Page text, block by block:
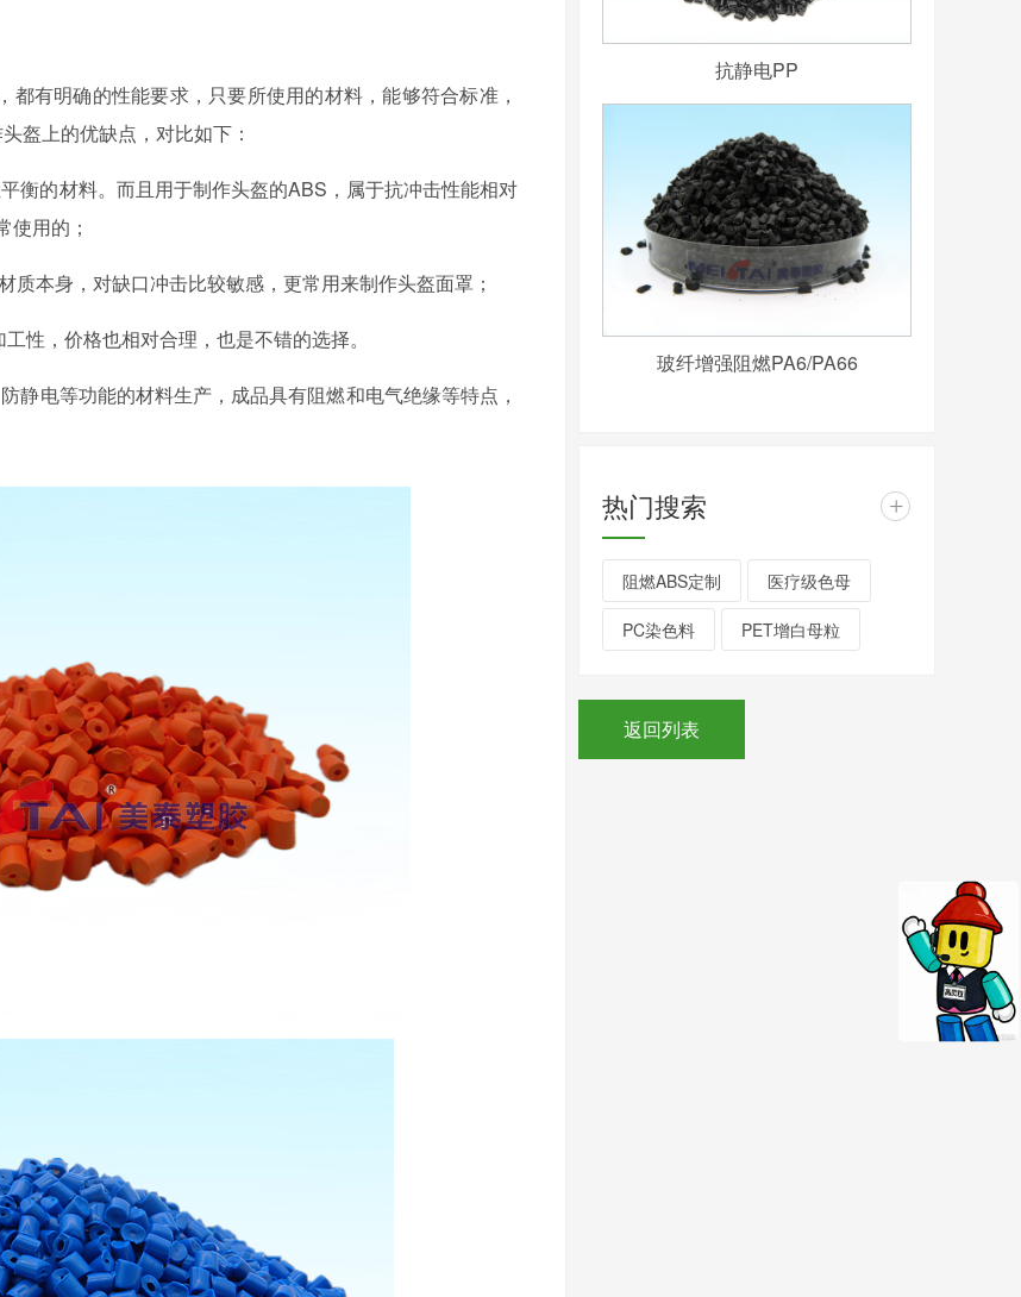
有明确的性能要求，只要所使用的材料，能够符合标准，
盔上的优缺点，对比如下：
衡的材料。而且用于制作头盔的ABS，属于抗冲击性能相对
用的；
本身，对缺口冲击比较敏感，更常用来制作头盔面罩；
性，价格也相对合理，也是不错的选择。
静电等功能的材料生产，成品具有阻燃和电气绝缘等特点，
抗静电PP
玻纤增强阻燃PA6/PA66
热门搜索 +
阻燃ABS定制 医疗级色母
PC染色料 PET增白母粒
返回列表